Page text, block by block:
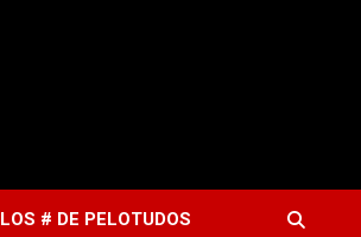
LOS # DE PELOTUDOS